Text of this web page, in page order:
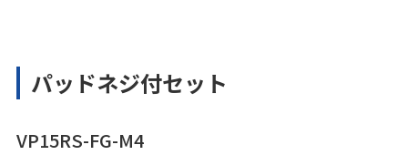
パッドネジ付セット
VP15RS-FG-M4